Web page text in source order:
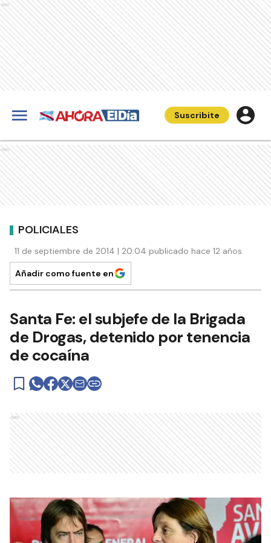
Ads
Suscribite
Ads
POLICIALES
11 de septiembre de 2014 | 20:04 publicado hace 12 años
Añadir como fuente en
Santa Fe: el subjefe de la Brigada
de Drogas, detenido por tenencia
de cocaína
Ads